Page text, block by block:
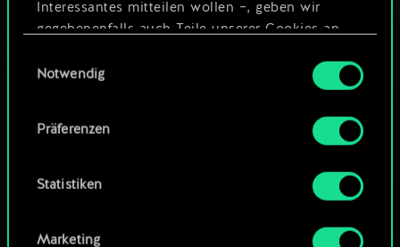
Interessantes mitteilen wollen –, geben wir
gegebenenfalls auch Teile unserer Cookies an
Cookies erfordert allerdings deine Zustimmung.
Alle Details zu unserer Nutzung von Cookies
findest du unten im Menü „Einstellungen“, wo
um das Thema Cookies ändern kannst.
Notwendig
Präferenzen
Statistiken
Marketing